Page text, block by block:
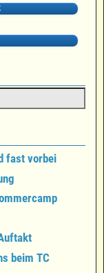
fast vorbei
beim TC